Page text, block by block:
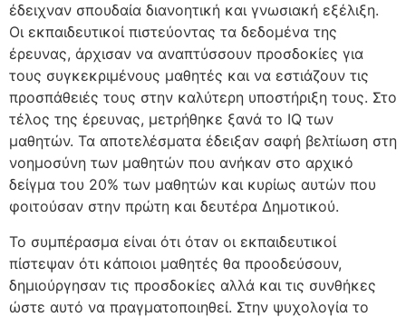
έδειχναν σπουδαία διανοητική και γνωσιακή εξέλιξη.
Οι εκπαιδευτικοί πιστεύοντας τα δεδομένα της
έρευνας, άρχισαν να αναπτύσσουν προσδοκίες για
τους συγκεκριμένους μαθητές και να εστιάζουν τις
προσπάθειές τους στην καλύτερη υποστήριξη τους. Στο
τέλος της έρευνας, μετρήθηκε ξανά το IQ των
μαθητών. Τα αποτελέσματα έδειξαν σαφή βελτίωση στη
νοημοσύνη των μαθητών που ανήκαν στο αρχικό
δείγμα του 20% των μαθητών και κυρίως αυτών που
φοιτούσαν στην πρώτη και δευτέρα Δημοτικού.
Το συμπέρασμα είναι ότι όταν οι εκπαιδευτικοί
πίστεψαν ότι κάποιοι μαθητές θα προοδεύσουν,
δημιούργησαν τις προσδοκίες αλλά και τις συνθήκες
ώστε αυτό να πραγματοποιηθεί. Στην ψυχολογία το